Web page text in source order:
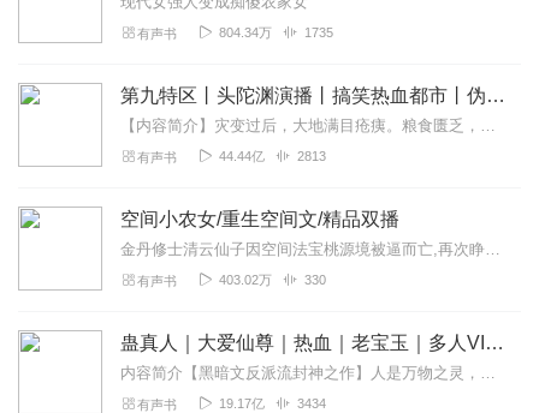
有声书 804.34万 1735
第九特区丨头陀渊演播丨搞笑热血都市丨伪戒丨VIP免费多人有声剧
【内容简介】灾变过后，大地满目疮痍。粮食匮乏，资源紧俏，局势混乱……一位从待规划区杀出来的青年，背对着漫天黄沙，孤身来到九区谋生，却不曾想偶然结识三五好友，一念...
有声书 44.44亿 2813
空间小农女/重生空间文/精品双播
金丹修士清云仙子因空间法宝桃源境被逼而亡,再次睁眼,成为了宁家六朵金花中的老三。长辈慈爱,有兄长,姊妹相陪,山中捡回一个毒舌少年,原想养成丈夫,不料,这却是身份...
有声书 403.02万 330
蛊真人｜大爱仙尊｜热血｜老宝玉｜多人VIP免费有声剧
内容简介【黑暗文反派流封神之作】人是万物之灵，蛊是天地真精。一个穿越者不断重生的故事。一个养蛊、炼蛊、用蛊的奇特世界。配音组（男角色）老宝玉旁白...
有声书 19.17亿 3434